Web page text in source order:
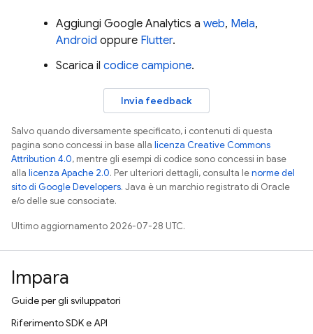
Aggiungi Google Analytics a web, Mela,
Android oppure Flutter.
Scarica il codice campione.
Invia feedback
Salvo quando diversamente specificato, i contenuti di questa
pagina sono concessi in base alla licenza Creative Commons
Attribution 4.0, mentre gli esempi di codice sono concessi in base
alla licenza Apache 2.0. Per ulteriori dettagli, consulta lenorme del
sito di Google Developers. Java è un marchio registrato di Oracle
e/o delle sue consociate.
Ultimo aggiornamento 2026-07-28 UTC.
Impara
Guide per gli sviluppatori
Riferimento SDK e API